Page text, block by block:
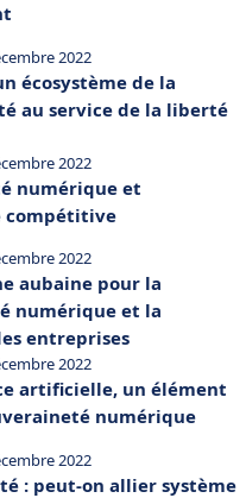
2022
écosystème de la
au service de la liberté
2022
numérique et
compétitive
2022
aubaine pour la
numérique et la
entreprises
2022
artificielle, un élément
numérique
2022
: peut-on allier système